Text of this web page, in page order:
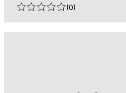
(0)